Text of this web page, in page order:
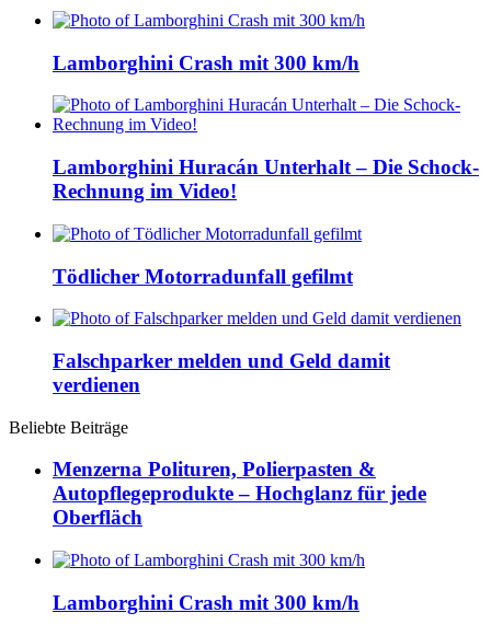
Lamborghini Crash mit 300 km/h
Lamborghini Huracán Unterhalt – Die Schock-
Rechnung im Video!
Tödlicher Motorradunfall gefilmt
Falschparker melden und Geld damit
verdienen
Beliebte Beiträge
Menzerna Polituren, Polierpasten &
Autopflegeprodukte – Hochglanz für jede
Oberfläch
Lamborghini Crash mit 300 km/h